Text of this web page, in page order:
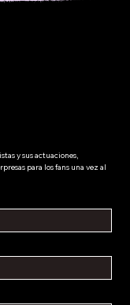
y sus actuaciones,
para los fans una vez al